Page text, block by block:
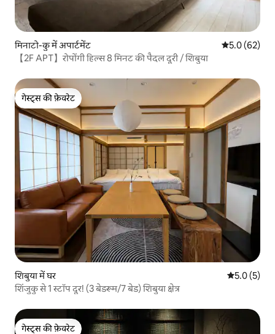
मिनाटो-कु में अपार्टमेंट औसत रेटिंग 5
5.0 (62)
【2F APT】रोपोंगी हिल्स 8 मिनट की पैदल दूरी / शिबुया
गेस्ट्स की फ़ेवरेट
गेस्ट्स की फ़ेवरेट
शिबुया में घर औसत रेटिंग 5
5.0 (5)
शिंजुकु से 1 स्टॉप दूर! (3 बेडरूम/7 बेड) शिबुया क्षेत्र
गेस्ट्स की फ़ेवरेट